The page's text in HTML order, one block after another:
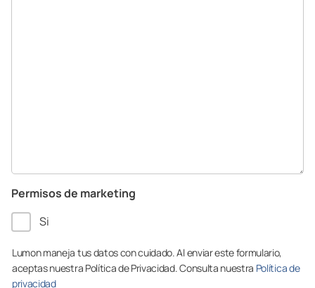
Permisos de marketing
Si
Lumon maneja tus datos con cuidado. Al enviar este formulario,
aceptas nuestra Política de Privacidad. Consulta nuestra Política de
privacidad